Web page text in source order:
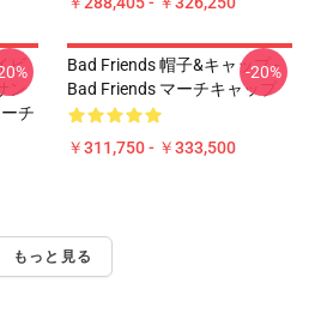
ビ
ン
チ
Bad Friends 帽子&キャップ -
Bad Friends マーチキャップ
￥311,750 - ￥333,500
-20%
もっと見る